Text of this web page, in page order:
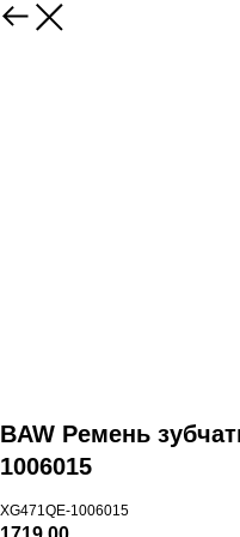
BAW Ремень
1006015
XG471QE-1006015